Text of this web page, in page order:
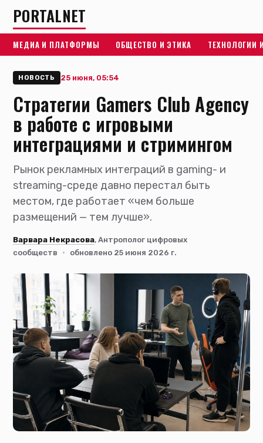
PORTALNET
МЕДИА И ПЛАТФОРМЫ ОБЩЕСТВО И ЭТИКА ТЕХНОЛОГИИ
НОВОСТЬ 25 июня, 05:54
Стратегии Gamers Club Agency
в работе с игровыми
интеграциями и стримингом
Рынок рекламных интеграций в gaming- и
streaming-среде давно перестал быть
местом, где работает «чем больше
размещений — тем лучше».
Варвара Некрасова, Антрополог цифровых
сообществ
· обновлено 25 июня 2026 г.